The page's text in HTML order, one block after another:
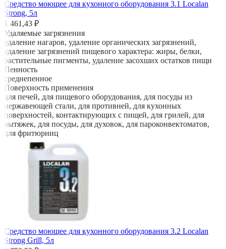
Средство моющее для кухонного оборудования 3.1 Localan
Strong, 5л
1 461,43 ₽
Удаляемые загрязнения
удаление нагаров, удаление органических загрязнений,
удаление загрязнений пищевого характера: жиры, белки,
растительные пигменты, удаление засохших остатков пищи
Пенность
среднепенное
Поверхность применения
для печей, для пищевого оборудования, для посуды из
нержавеющей стали, для противней, для кухонных
поверхностей, контактирующих с пищей, для грилей, для
вытяжек, для посуды, для духовок, для пароконвектоматов,
для фритюрниц
Средство моющее для кухонного оборудования 3.2 Localan
Strong Grill, 5л